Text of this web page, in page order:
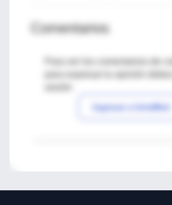
Comentarios
Para ver los comentarios de
Ingresar a IntraMed